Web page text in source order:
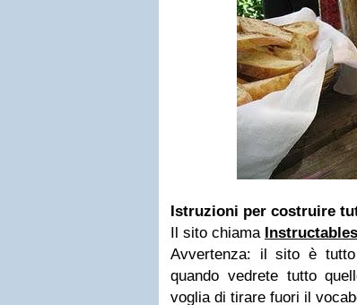
Istruzioni per costruire
Il sito chiama Instructables
Avvertenza: il sito è
quando vedrete tutto
voglia di tirare fuori il